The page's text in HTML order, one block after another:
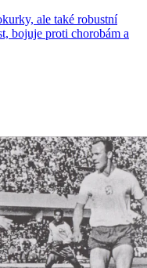
ale také robustní
bojuje proti chorobám a